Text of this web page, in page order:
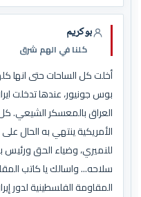
بوكريم
كلنا في الهم شرق
أخلت كل الساحات حتى انها
بوس جونيور، عندها تدخلت
العراق بالمعسكر الشيعي.
الأمريكية ينتهي به الحال
للنميري، وضياء الحق ورئيس
سلاحه... واسالك يا كاتب
المقاومة الفلسطينية لدور